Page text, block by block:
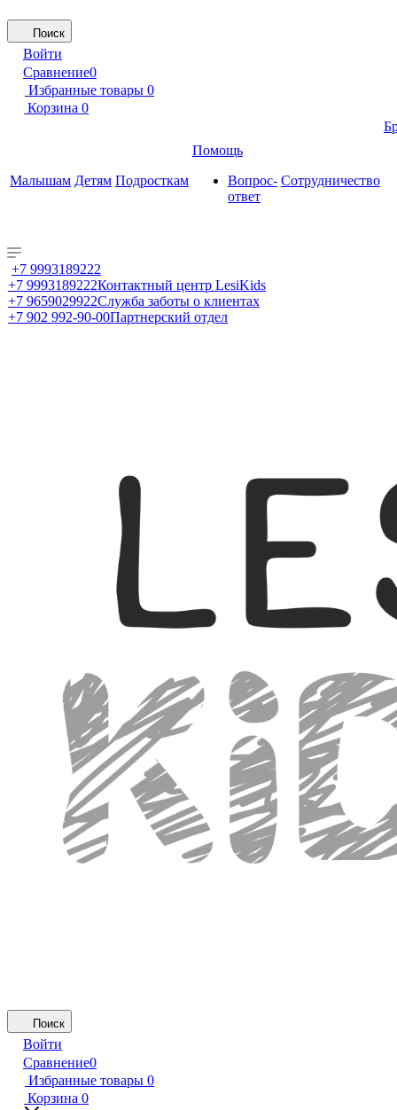
Поиск
Войти
Сравнение0
Избранные товары 0
Корзина 0
Малышам Детям Подросткам
Помощь
Вопрос-
ответ
Сотрудничество
+7 9993189222
+7 9993189222Контактный центр LesiKids
+7 9659029922Служба заботы о клиентах
+7 902 992-90-00Партнерский отдел
Поиск
Войти
Сравнение0
Избранные товары 0
Корзина 0